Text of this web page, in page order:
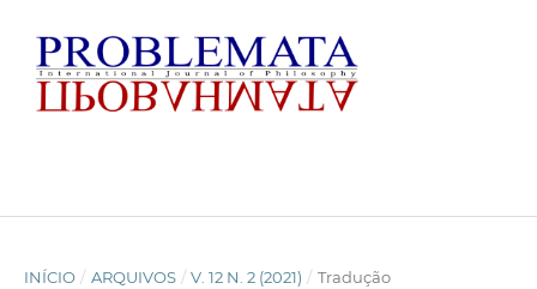
INÍCIO / ARQUIVOS / V. 12 N. 2 (2021) / Tradução